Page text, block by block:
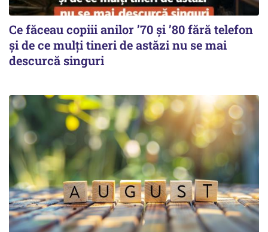
Ce făceau copiii anilor ’70 și ’80 fără telefon
și de ce mulți tineri de astăzi nu se mai
descurcă singuri